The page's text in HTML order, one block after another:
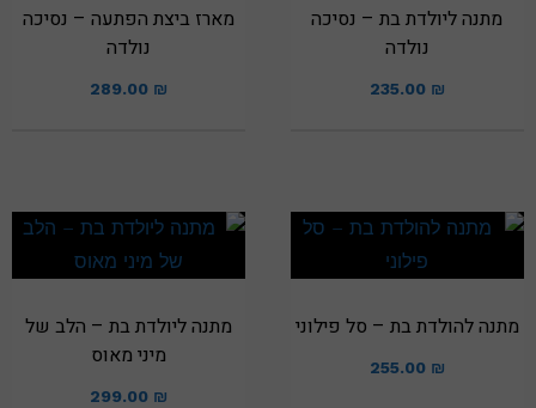
מתנה ליולדת בת – נסיכה
נולדה
235.00 ₪
מארז ביצת הפתעה – נסיכה
נולדה
289.00 ₪
מתנה להולדת בת – סל פילוני
255.00 ₪
מתנה ליולדת בת – הלב של
מיני מאוס
299.00 ₪